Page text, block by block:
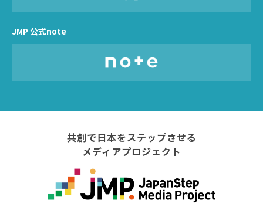
JMP 公式note
共創で日本をステップさせる
メディアプロジェクト